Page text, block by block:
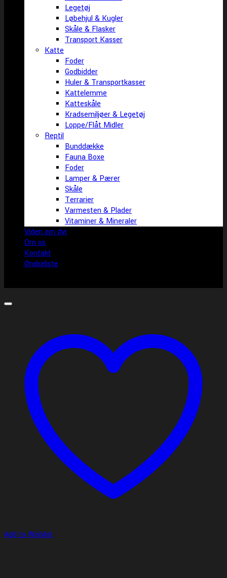
Legetøj
Løbehjul & Kugler
Skåle & Flasker
Transport Kasser
Katte
Foder
Godbidder
Huler & Transportkasser
Kattelemme
Katteskåle
Kradsemiljøer & Legetøj
Loppe/Flåt Midler
Reptil
Bunddække
Fauna Boxe
Foder
Lamper & Pærer
Skåle
Terrarier
Varmesten & Plader
Vitaminer & Mineraler
Viden om dyr
Om os
Kontakt
Ønskeliste
Add to Wishlist